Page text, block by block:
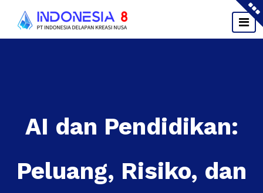
AI dan Pendidikan:
Peluang, Risiko, dan